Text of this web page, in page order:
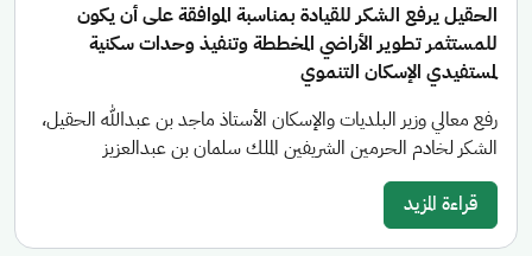
الحقيل يرفع الشكر للقيادة بمناسبة الموافقة على أن يكون
للمستثمر تطوير الأراضي المخططة وتنفيذ وحدات سكنية
لمستفيدي الإسكان التنموي
رفع معالي وزير البلديات والإسكان الأستاذ ماجد بن عبدالله الحقيل،
الشكر لخادم الحرمين الشريفين الملك سلمان بن عبدالعزيز
قراءة المزيد